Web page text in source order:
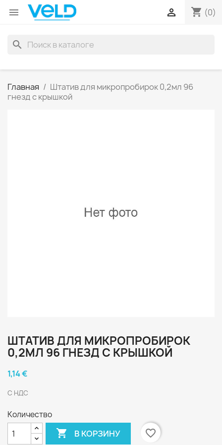
 shopping_cart (0)

search
Главная
Штатив для микропробирок 0,2мл 96
гнезд с крышкой
ШТАТИВ ДЛЯ МИКРОПРОБИРОК
0,2МЛ 96 ГНЕЗД С КРЫШКОЙ
1,14 €
С НДС
Количество
 В КОРЗИНУ favorite_border